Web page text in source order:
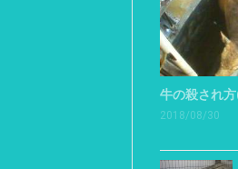
牛の殺され
2018/08/30